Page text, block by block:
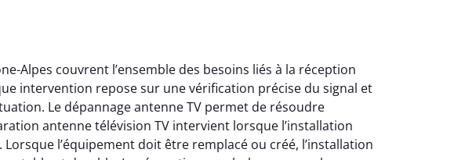
Alpes couvrent l’ensemble des besoins liés à la réception
intervention repose sur une vérification précise du signal et
Le dépannage antenne TV permet de résoudre
antenne télévision TV intervient lorsque l’installation
l’équipement doit être remplacé ou créé, l’installation